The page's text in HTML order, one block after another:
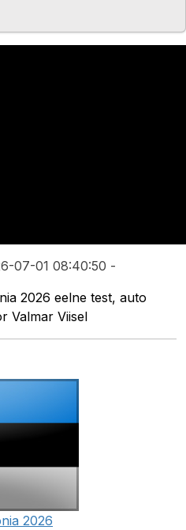
07-01 08:40:50 -
2026 eelne test, auto
Valmar Viisel
2026